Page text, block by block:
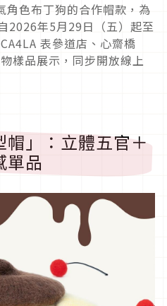
角色布丁狗的合作帽款，為
2026年5月29日（五）起至
表參道店、心齋橋
樣品展示，同步開放線上
帽」：立體五官＋
單品